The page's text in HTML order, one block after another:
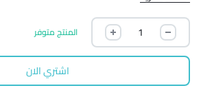
المنتج متوفر
اشتري الان